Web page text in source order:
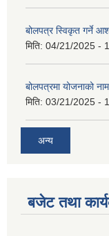
बोलपत्र स्विकृत गर्ने
मिति: 04/21/2025 -
बोलपत्रमा योजनाको
मिति: 03/21/2025 -
अन्य
बजेट तथा